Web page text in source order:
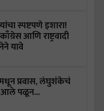
स्पष्टपणे इशारा!
आणि राष्ट्रवादी
यावे
प्रवास, लंघुशंकेचं
आले पळून...